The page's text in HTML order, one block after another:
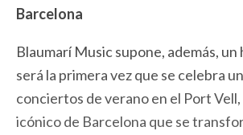
Barcelona
Blaumarí Music supone, además, un
será la primera vez que se celebra
conciertos de verano en el Port
icónico de Barcelona que se